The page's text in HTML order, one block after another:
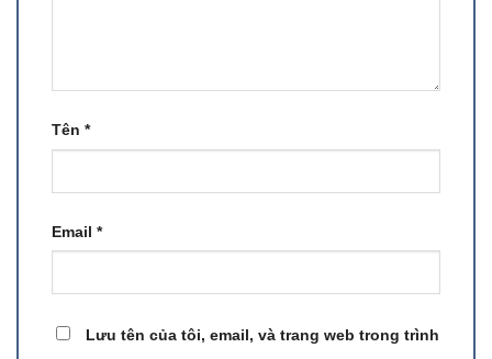
Tên *
Email *
Lưu tên của tôi, email, và trang web trong trình